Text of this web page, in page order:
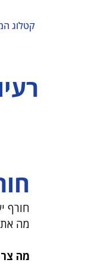
קטלוג
חורף
מה
מה